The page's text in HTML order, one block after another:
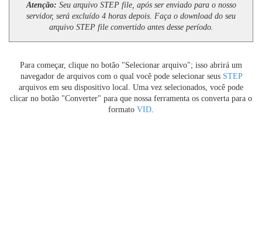
Atenção: Seu arquivo STEP file, após ser enviado para o nosso
servidor, será excluído 4 horas depois. Faça o download do seu
arquivo STEP file convertido antes desse período.
Para começar, clique no botão "Selecionar arquivo"; isso abrirá um
navegador de arquivos com o qual você pode selecionar seus STEP
arquivos em seu dispositivo local. Uma vez selecionados, você pode
clicar no botão "Converter" para que nossa ferramenta os converta para o
formato VID.